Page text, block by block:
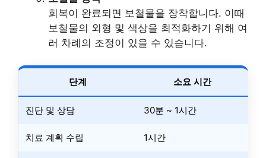
회복이 완료되면 보철물을 장착합니다. 이때
보철물의 외형 및 색상을 최적화하기 위해 여
러 차례의 조정이 있을 수 있습니다.
단계 소요 시간
진단 및 상담 30분 ~ 1시간
치료 계획 수립 1시간